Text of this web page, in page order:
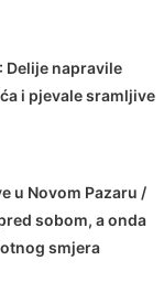
Delije napravile
i pjevale sramljive
u Novom Pazaru /
sobom, a onda
smjera